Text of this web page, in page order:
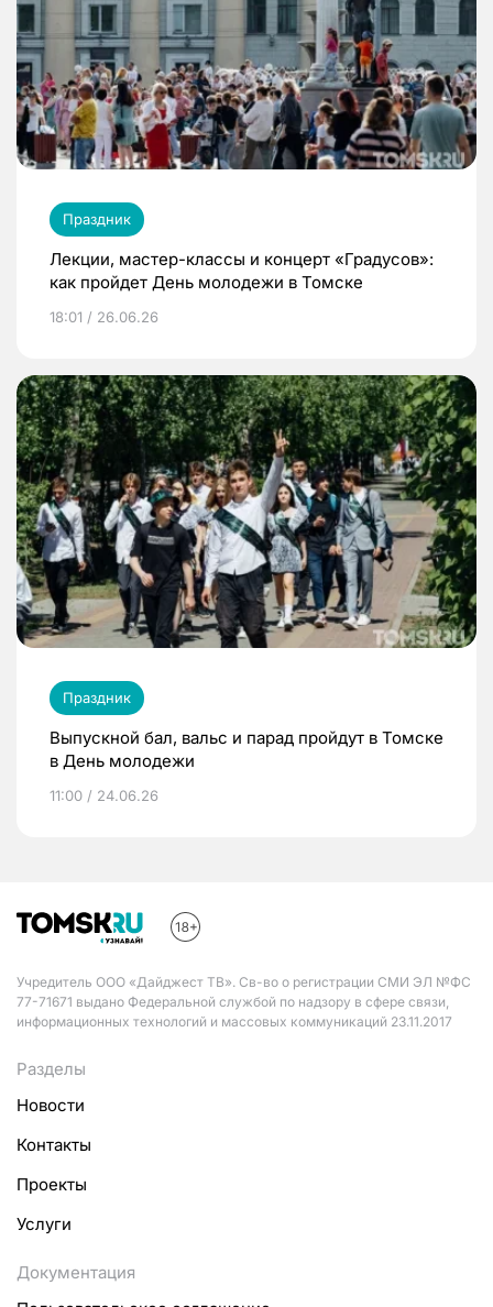
Праздник
Лекции, мастер-классы и концерт «Градусов»:
как пройдет День молодежи в Томске
18:01 / 26.06.26
Праздник
Выпускной бал, вальс и парад пройдут в Томске
в День молодежи
11:00 / 24.06.26
Учредитель ООО «Дайджест ТВ». Св-во о регистрации СМИ ЭЛ №ФС
77-71671 выдано Федеральной службой по надзору в сфере связи,
информационных технологий и массовых коммуникаций 23.11.2017
Разделы
Новости
Контакты
Проекты
Услуги
Документация